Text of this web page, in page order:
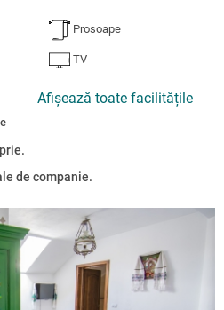
Prosoape
TV
Afișează toate facilitățile
de companie.